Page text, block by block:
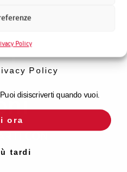
Policy
per
CON
novità di
Policy
disiscriverti quando vuoi.
ora
tardi